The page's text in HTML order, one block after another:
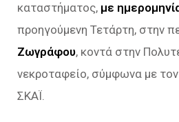
καταστήματος, με
προηγούμενη Τετάρτη, στην
Ζωγράφου, κοντά στην
νεκροταφείο, σύμφωνα με
ΣΚΑΪ.